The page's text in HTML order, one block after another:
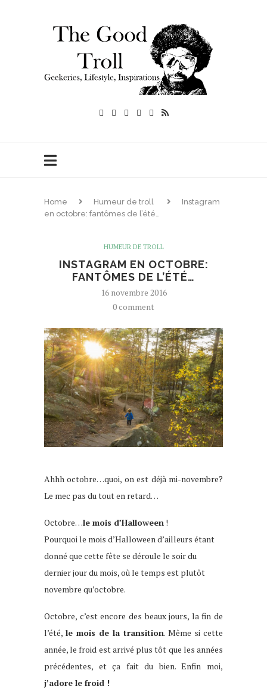
Home Humeur de troll
Instagram
en octobre: fantômes de l’été…
HUMEUR DE TROLL
INSTAGRAM EN OCTOBRE:
FANTÔMES DE L’ÉTÉ…
16 novembre 2016
0 comment
Ahhh octobre…quoi, on est déjà mi-novembre?
Le mec pas du tout en retard…
Octobre…le mois d’Halloween !
Pourquoi le mois d’Halloween d’ailleurs étant
donné que cette fête se déroule le soir du
dernier jour du mois, où le temps est plutôt
novembre qu’octobre.
Octobre, c’est encore des beaux jours, la fin de
l’été, le mois de la transition. Même si cette
année, le froid est arrivé plus tôt que les années
précédentes, et ça fait du bien. Enfin moi,
j’adore le froid !